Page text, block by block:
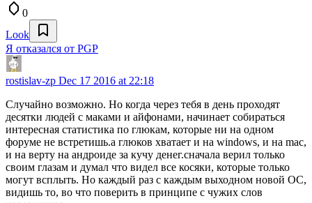
0
Look
Я отказался от PGP
rostislav-zp Dec 17 2016 at 22:18
Случайно возможно. Но когда через тебя в день проходят
десятки людей с маками и айфонами, начинает собираться
интересная статистика по глюкам, которые ни на одном
форуме не встретишь.а глюков хватает и на windows, и на mac,
и на верту на андроиде за кучу денег.сначала верил только
своим глазам и думал что видел все косяки, которые только
могут всплыть. Но каждый раз с каждым выходном новой ОС,
видишь то, во что поверить в принципе с чужих слов